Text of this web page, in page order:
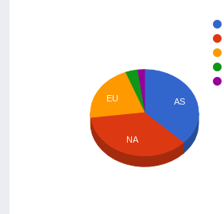
AS
EU
NA